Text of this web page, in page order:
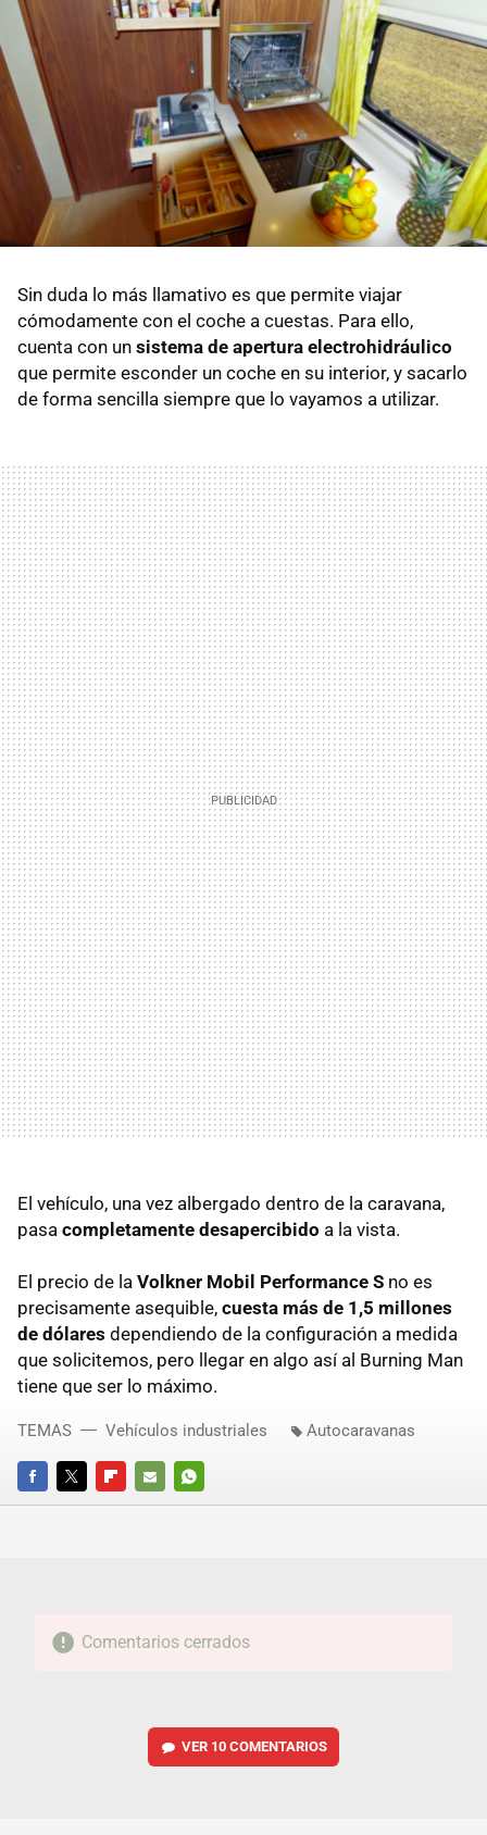
Sin duda lo más llamativo es que permite viajar
cómodamente con el coche a cuestas. Para ello,
cuenta con un sistema de apertura electrohidráulico
que permite esconder un coche en su interior, y sacarlo
de forma sencilla siempre que lo vayamos a utilizar.
El vehículo, una vez albergado dentro de la caravana,
pasa completamente desapercibido a la vista.
El precio de la Volkner Mobil Performance S no es
precisamente asequible, cuesta más de 1,5 millones
de dólares dependiendo de la configuración a medida
que solicitemos, pero llegar en algo así al Burning Man
tiene que ser lo máximo.
FACEBOOKTWITTERFLIPBOARD
E-
WHATSAPP
TEMAS Vehículos industriales Autocaravanas
Comentarios cerrados
VER 10 COMENTARIOS